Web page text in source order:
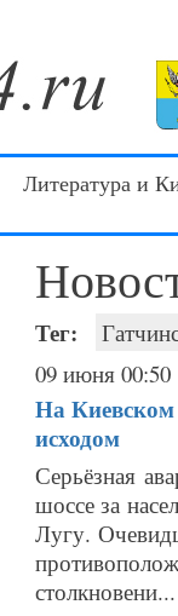
Литература и
Тег:
09 июня 00:50
На
исходом
Серьёзная
шоссе за
Лугу.
столкновени...